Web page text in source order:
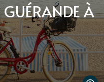
GUÉRANDE À